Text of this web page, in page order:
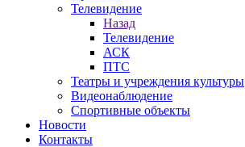
Телевидение
Назад
Телевидение
АСК
ПТС
Театры и учреждения культуры
Видеонаблюдение
Спортивные объекты
Новости
Контакты